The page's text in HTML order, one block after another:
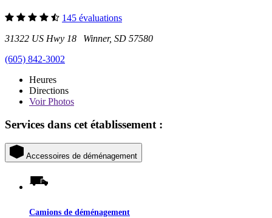
145 évaluations
31322 US Hwy 18 Winner, SD 57580
(605) 842-3002
Heures
Directions
VoirPhotos
Services dans cet établissement :
Accessoires de déménagement
Camions de déménagement